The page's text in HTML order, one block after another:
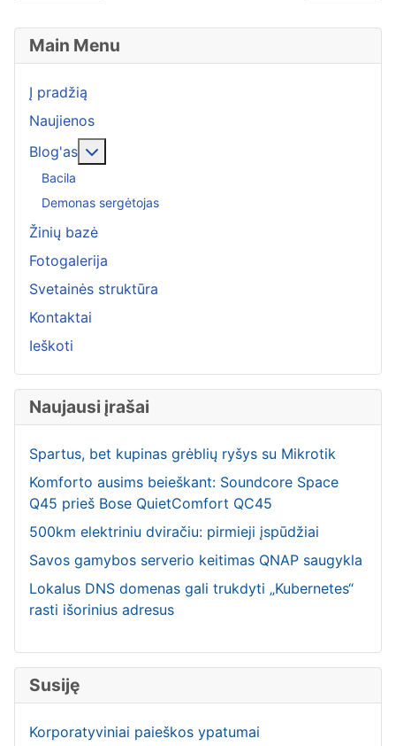
Main Menu
Į pradžią
Naujienos
Blog'as
Bacila
Demonas sergėtojas
Žinių bazė
Fotogalerija
Svetainės struktūra
Kontaktai
Ieškoti
Naujausi įrašai
Spartus, bet kupinas grėblių ryšys su Mikrotik
Komforto ausims beieškant: Soundcore Space
Q45 prieš Bose QuietComfort QC45
500km elektriniu dviračiu: pirmieji įspūdžiai
Savos gamybos serverio keitimas QNAP saugykla
Lokalus DNS domenas gali trukdyti „Kubernetes“
rasti išorinius adresus
Susiję
Korporatyviniai paieškos ypatumai